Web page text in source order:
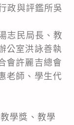
政與評鑑所吳
志民局長、教
公室洪詠善執
會許麗吉總會
老師、學生代
學獎、教學